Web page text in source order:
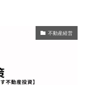
不動産経営